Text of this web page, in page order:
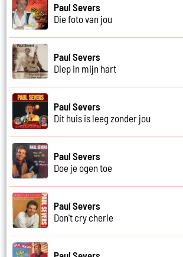
Paul Severs
Die foto van jou
Paul Severs
Diep in mijn hart
Paul Severs
Dit huis is leeg zonder jou
Paul Severs
Doe je ogen toe
Paul Severs
Don't cry cherie